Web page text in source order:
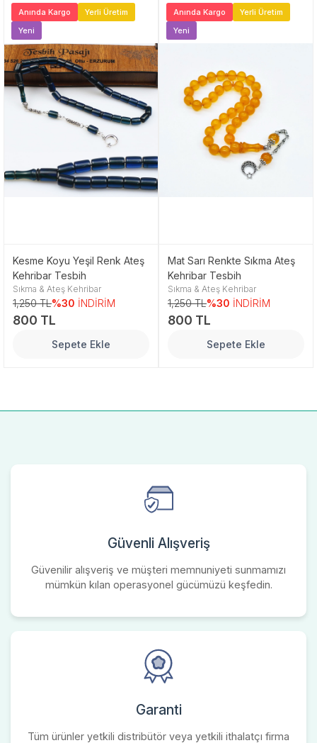
Anında Kargo
Yerli Üretim
Yeni
Kesme Koyu Yeşil Renk Ateş
Kehribar Tesbih
Sıkma & Ateş Kehribar
1,250 TL%30 İNDİRİM
800 TL
Sepete Ekle
Anında Kargo
Yerli Üretim
Yeni
Mat Sarı Renkte Sıkma Ateş
Kehribar Tesbih
Sıkma & Ateş Kehribar
1,250 TL%30 İNDİRİM
800 TL
Sepete Ekle
Güvenli Alışveriş
Güvenilir alışveriş ve müşteri memnuniyeti sunmamızı
mümkün kılan operasyonel gücümüzü keşfedin.
Garanti
Tüm ürünler yetkili distribütör veya yetkili ithalatçı firma